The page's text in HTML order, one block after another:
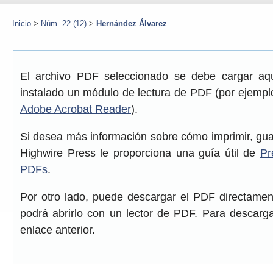
Inicio > Núm. 22 (12) > Hernández Álvarez
El archivo PDF seleccionado se debe cargar
instalado un módulo de lectura de PDF (por
Adobe Acrobat Reader).
Si desea más información sobre cómo imprimir,
Highwire Press le proporciona una guía útil de
PDFs.
Por otro lado, puede descargar el PDF
podrá abrirlo con un lector de PDF. Para
enlace anterior.